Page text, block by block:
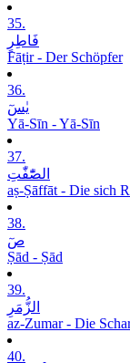
35.
فَاطِرٍ
Fāṭir - Der Schöpfer
36.
یٰسٓ
Yā-Sīn - Yā-Sīn
37.
الصّٰٓفّٰتِ
aṣ-Ṣāffāt - Die sich
38.
صٓ
Ṣād - Ṣād
39.
الزُّمَرِ
az-Zumar - Die
40.